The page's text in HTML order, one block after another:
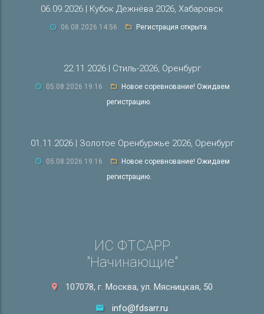
06.09.2026 | Кубок Дежнёва 2026, Хабаровск
06.08.2026 14:56 Регистрация открыта.
22.11.2026 | Стиль-2026, Оренбург
05.08.2026 19:16
Новое соревнование! Ожидаем
регистрацию.
01.11.2026 | Золотое Оренбуржье 2026, Оренбург
05.08.2026 19:16
Новое соревнование! Ожидаем
регистрацию.
ИС ФТСАРР
"Начинающие"
107078, г. Москва, ул. Мясницкая, 50
info@fdsarr.ru